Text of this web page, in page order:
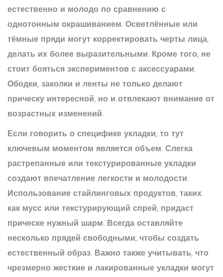
естественно и молодо по сравнению с
однотонным окрашиванием. Осветлённые или
тёмные пряди могут корректировать черты лица,
делать их более выразительными. Кроме того, не
стоит бояться экспериментов с аксессуарами.
Ободки, заколки и ленты не только делают
прическу интересной, но и отвлекают внимание от
возрастных изменений.
Если говорить о специфике укладки, то тут
ключевым моментом является объем. Слегка
растрепанные или текстурированные укладки
создают впечатление легкости и молодости.
Использование стайлинговых продуктов, таких
как мусс или текстурирующий спрей, придаст
прическе нужный шарм. Всегда оставляйте
несколько прядей свободными, чтобы создать
естественный образ. Важно также учитывать, что
чрезмерно жесткие и лакированные укладки могут